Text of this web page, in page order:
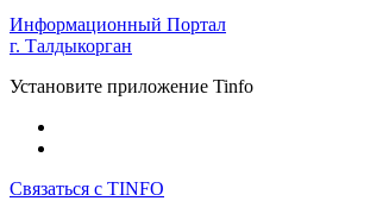
Информационный Портал
г. Талдыкорган
Установите приложение Tinfo
Связаться с TINFO